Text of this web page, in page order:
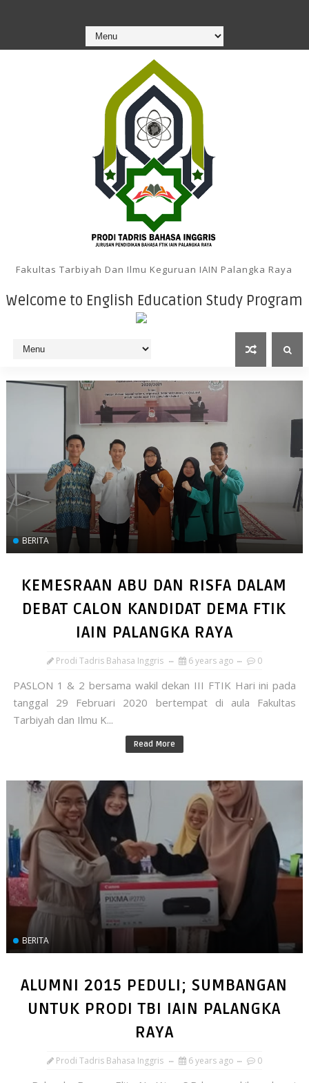
Fakultas Tarbiyah Dan Ilmu Keguruan IAIN Palangka Raya
Welcome to English Education Study Program
BERITA
KEMESRAAN ABU DAN RISFA DALAM
DEBAT CALON KANDIDAT DEMA FTIK
IAIN PALANGKA RAYA
Prodi Tadris Bahasa Inggris 6 years ago 0
PASLON 1 & 2 bersama wakil dekan III FTIK Hari ini pada
tanggal 29 Februari 2020 bertempat di aula Fakultas
Tarbiyah dan Ilmu K...
Read More
BERITA
ALUMNI 2015 PEDULI; SUMBANGAN
UNTUK PRODI TBI IAIN PALANGKA
RAYA
Prodi Tadris Bahasa Inggris 6 years ago 0